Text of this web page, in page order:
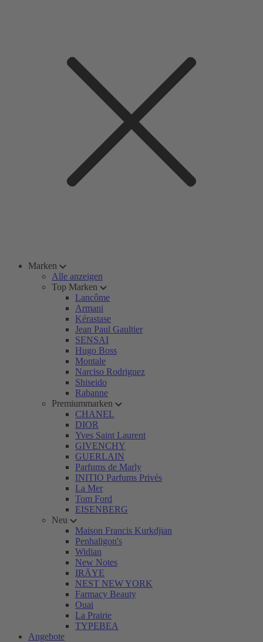
Marken
Alle anzeigen
Top Marken
Lancôme
Armani
Kérastase
Jean Paul Gaultier
SENSAI
Hugo Boss
Montale
Narciso Rodriguez
Shiseido
Rabanne
Premiummarken
CHANEL
DIOR
Yves Saint Laurent
GIVENCHY
GUERLAIN
Parfums de Marly
INITIO Parfums Privés
La Mer
Tom Ford
EISENBERG
Neu
Maison Francis Kurkdjian
Penhaligon's
Widian
New Notes
IRÄYE
NEST NEW YORK
Farmacy Beauty
Ouai
La Prairie
TYPEBEA
Angebote